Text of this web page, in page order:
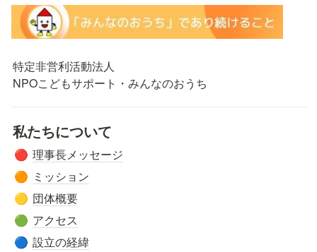
特定非営利活動法人
NPOこどもサポート・みんなのおうち
私たちについて
🔴 理事長メッセージ
🟠 ミッション
🟡 団体概要
🟢 アクセス
🔵 設立の経緯